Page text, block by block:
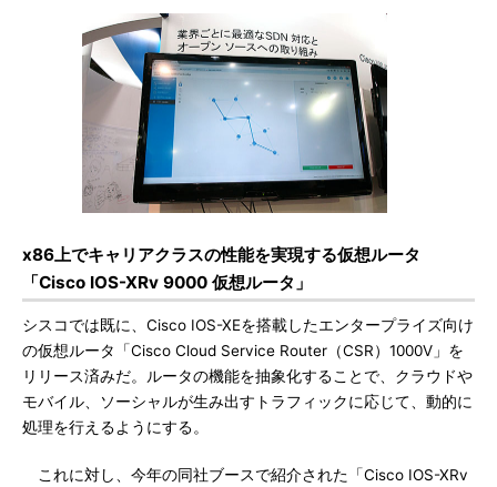
x86上でキャリアクラスの性能を実現する仮想ルータ
「Cisco IOS-XRv 9000 仮想ルータ」
シスコでは既に、Cisco IOS-XEを搭載したエンタープライズ向け
の仮想ルータ「Cisco Cloud Service Router（CSR）1000V」を
リリース済みだ。ルータの機能を抽象化することで、クラウドや
モバイル、ソーシャルが生み出すトラフィックに応じて、動的に
処理を行えるようにする。
これに対し、今年の同社ブースで紹介された「Cisco IOS-XRv